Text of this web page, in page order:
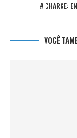
# CHARGE:
VOCÊ